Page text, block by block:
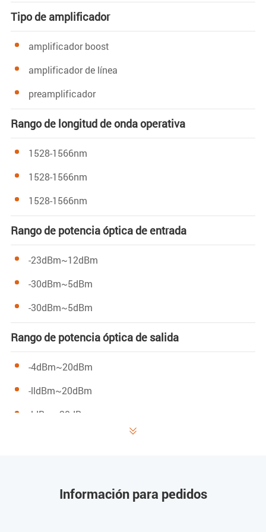
Tipo de amplificador
amplificador boost
amplificador de línea
preamplificador
Rango de longitud de onda operativa
1528-1566nm
1528-1566nm
1528-1566nm
Rango de potencia óptica de entrada
-23dBm~12dBm
-30dBm~5dBm
-30dBm~5dBm
Rango de potencia óptica de salida
-4dBm~20dBm
-lldBm~20dBm
-ldBm~20dBm
19dB~25dB

Información para pedidos